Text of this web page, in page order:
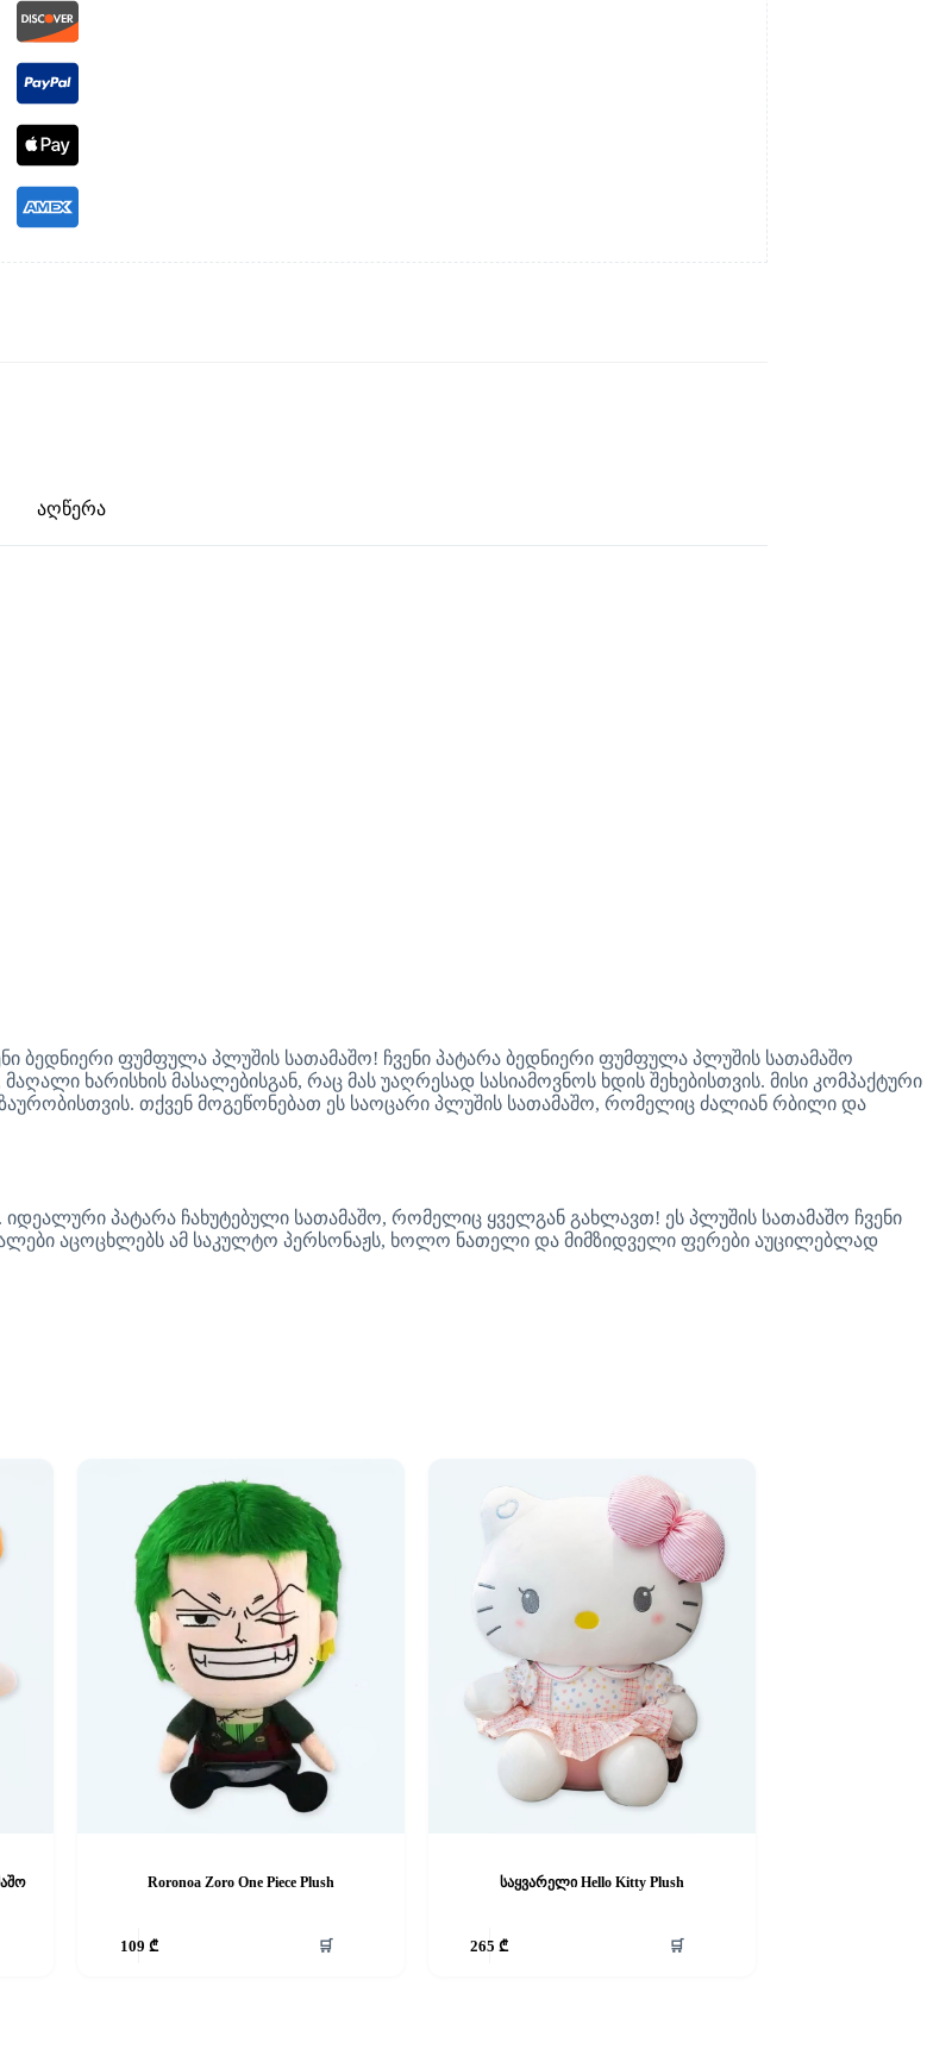
აღწერა
ბედნიერი ფუმფულა პლუშის სათამაშო! ჩვენი პატარა ბედნიერი ფუმფულა პლუშის სათამაშო
ხარისხის მასალებისგან, რაც მას უაღრესად სასიამოვნოს ხდის შეხებისთვის. მისი კომპაქტური
თქვენ მოგეწონებათ ეს საოცარი პლუშის სათამაშო, რომელიც ძალიან რბილი და
პატარა ჩახუტებული სათამაშო, რომელიც ყველგან გახლავთ! ეს პლუშის სათამაშო ჩვენი
აცოცხლებს ამ საკულტო პერსონაჟს, ხოლო ნათელი და მიმზიდველი ფერები აუცილებლად
Roronoa Zoro One Piece Plush
109 ₾ 🛒
საყვარელი Hello Kitty Plush
265₾ 🛒